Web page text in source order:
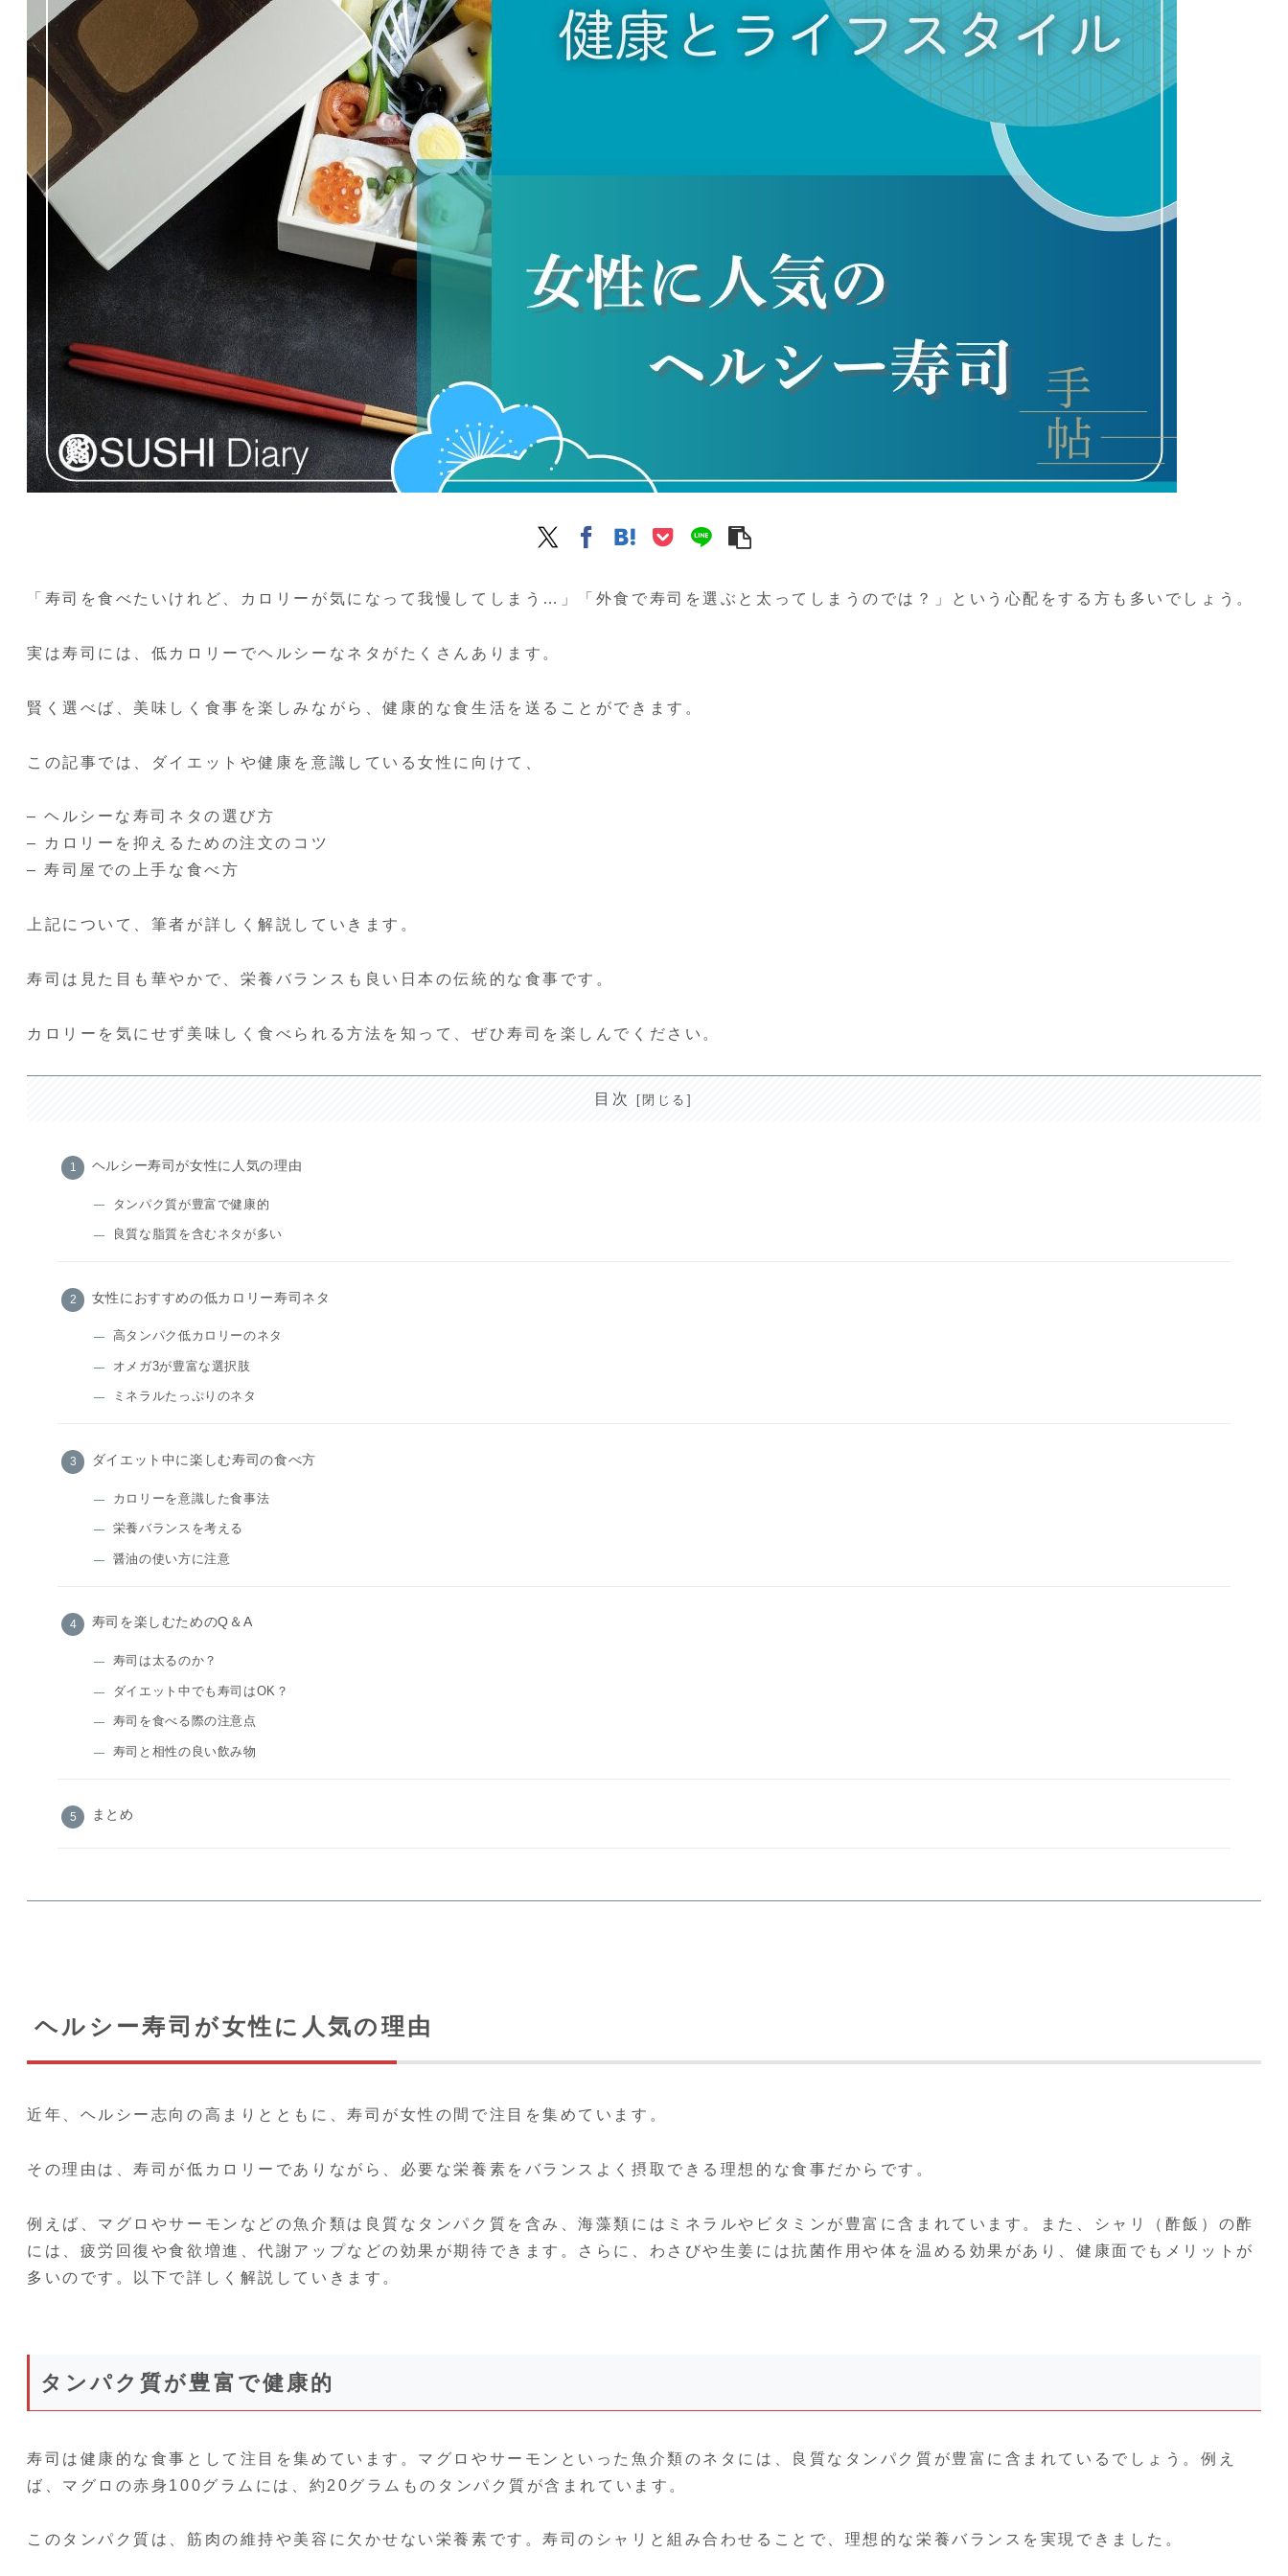
「寿司を食べたいけれど、カロリーが気になって我慢してしまう…」「外食で寿司を選ぶと太ってしまうのでは？」という心配をする方も多いでしょう。
実は寿司には、低カロリーでヘルシーなネタがたくさんあります。
賢く選べば、美味しく食事を楽しみながら、健康的な食生活を送ることができます。
この記事では、ダイエットや健康を意識している女性に向けて、
– ヘルシーな寿司ネタの選び方
– カロリーを抑えるための注文のコツ
– 寿司屋での上手な食べ方
上記について、筆者が詳しく解説していきます。
寿司は見た目も華やかで、栄養バランスも良い日本の伝統的な食事です。
カロリーを気にせず美味しく食べられる方法を知って、ぜひ寿司を楽しんでください。
目次
ヘルシー寿司が女性に人気の理由
タンパク質が豊富で健康的
良質な脂質を含むネタが多い
女性におすすめの低カロリー寿司ネタ
高タンパク低カロリーのネタ
オメガ3が豊富な選択肢
ミネラルたっぷりのネタ
ダイエット中に楽しむ寿司の食べ方
カロリーを意識した食事法
栄養バランスを考える
醤油の使い方に注意
寿司を楽しむためのQ＆A
寿司は太るのか？
ダイエット中でも寿司はOK？
寿司を食べる際の注意点
寿司と相性の良い飲み物
まとめ
ヘルシー寿司が女性に人気の理由
近年、ヘルシー志向の高まりとともに、寿司が女性の間で注目を集めています。
その理由は、寿司が低カロリーでありながら、必要な栄養素をバランスよく摂取できる理想的な食事だからです。
例えば、マグロやサーモンなどの魚介類は良質なタンパク質を含み、海藻類にはミネラルやビタミンが豊富に含まれています。また、シャリ（酢飯）の酢
には、疲労回復や食欲増進、代謝アップなどの効果が期待できます。さらに、わさびや生姜には抗菌作用や体を温める効果があり、健康面でもメリットが
多いのです。以下で詳しく解説していきます。
タンパク質が豊富で健康的
寿司は健康的な食事として注目を集めています。マグロやサーモンといった魚介類のネタには、良質なタンパク質が豊富に含まれているでしょう。例え
ば、マグロの赤身100グラムには、約20グラムものタンパク質が含まれています。
このタンパク質は、筋肉の維持や美容に欠かせない栄養素です。寿司のシャリと組み合わせることで、理想的な栄養バランスを実現できました。